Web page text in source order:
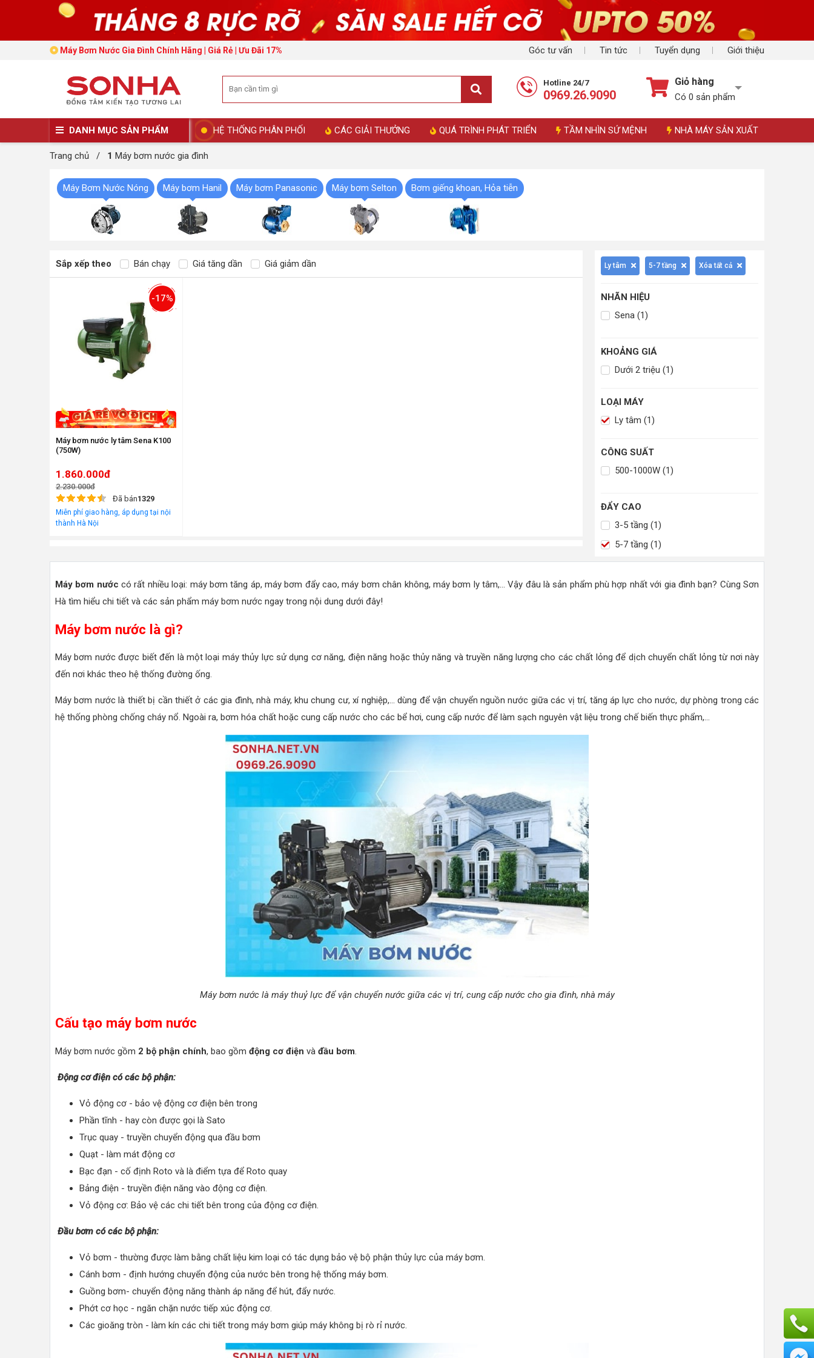
Góc tư vấn Tin tức Tuyển dụng Giới thiệu
Máy Bơm Nước Gia Đình Chính Hãng | Giá Rẻ | Ưu Đãi 17%
Hotline 24/7
0969.26.9090
Giỏ hàng
Có 0 sản phẩm
DANH MỤC SẢN PHẨM HỆ THỐNG PHÂN PHỐI CÁC GIẢI THƯỞNG QUÁ TRÌNH PHÁT TRIỂN TẦM NHÌN SỨ MỆNH NHÀ MÁY SẢN XUẤT
Trang chủ / 1 Máy bơm nước gia đình
Máy Bơm Nước Nóng Máy bơm Hanil Máy bơm Panasonic Máy bơm Selton Bơm giếng khoan, Hỏa tiễn
Sắp xếp theo Bán chạy Giá tăng dần Giá giảm dần
-17%
Máy bơm nước ly tâm Sena K100
(750W)
1.860.000đ
2.230.000đ
Đã bán1329
Miễn phí giao hàng, áp dụng tại nội
thành Hà Nội
Ly tâm 5-7 tầng Xóa tất cả
NHÃN HIỆU
Sena (1)
KHOẢNG GIÁ
Dưới 2 triệu (1)
LOẠI MÁY
Ly tâm (1)
CÔNG SUẤT
500-1000W (1)
ĐẨY CAO
3-5 tầng (1)
5-7 tầng (1)
Máy bơm nước có rất nhiều loại: máy bơm tăng áp, máy bơm đẩy cao, máy bơm chân không, máy bơm ly tâm,... Vậy đâu là sản phẩm phù hợp nhất với gia đình bạn? Cùng Sơn
Hà tìm hiểu chi tiết và các sản phẩm máy bơm nước ngay trong nội dung dưới đây!
Máy bơm nước là gì?
Máy bơm nước được biết đến là một loại máy thủy lực sử dụng cơ năng, điện năng hoặc thủy năng và truyền năng lượng cho các chất lỏng để dịch chuyển chất lỏng từ nơi này
đến nơi khác theo hệ thống đường ống.
Máy bơm nước là thiết bị cần thiết ở các gia đình, nhà máy, khu chung cư, xí nghiệp,... dùng để vận chuyển nguồn nước giữa các vị trí, tăng áp lực cho nước, dự phòng trong các
hệ thống phòng chống cháy nổ. Ngoài ra, bơm hóa chất hoặc cung cấp nước cho các bể hơi, cung cấp nước để làm sạch nguyên vật liệu trong chế biến thực phẩm,...
Máy bơm nước là máy thuỷ lực để vận chuyển nước giữa các vị trí, cung cấp nước cho gia đình, nhà máy
Cấu tạo máy bơm nước
Máy bơm nước gồm 2 bộ phận chính, bao gồm động cơ điện và đầu bơm
Động cơ điện có các bộ phận:
Vỏ động cơ - bảo vệ động cơ điện bên trong
Phần tĩnh - hay còn được gọi là Sato
Trục quay - truyền chuyển động qua đầu bơm
Quạt - làm mát động cơ
Bạc đạn - cố định Roto và là điểm tựa để Roto quay
Bảng điện - truyền điện năng vào động cơ điện.
Vỏ động cơ: Bảo vệ các chi tiết bên trong của động cơ điện.
Đầu bơm có các bộ phận:
Vỏ bơm - thường được làm bằng chất liệu kim loại có tác dụng bảo vệ bộ phận thủy lực của máy bơm.
Cánh bơm - định hướng chuyển động của nước bên trong hệ thống máy bơm.
Guồng bơm- chuyển động năng thành áp năng để hút, đẩy nước.
Phớt cơ học - ngăn chặn nước tiếp xúc động cơ.
Các gioăng tròn - làm kín các chi tiết trong máy bơm giúp máy không bị rò rỉ nước.